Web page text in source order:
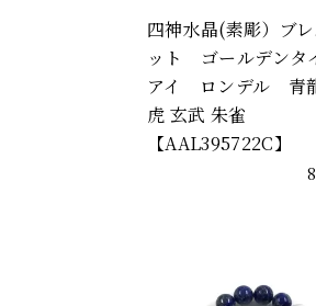
四神水晶(素彫）ブ
ット ゴールデンタ
アイ ロンデル 青
虎 玄武 朱雀
【AAL395722C】